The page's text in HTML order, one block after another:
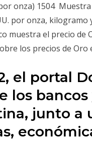
onza) 1504
por onza,
muestra el precio de
los precios de Oro
el portal
los bancos
junto a